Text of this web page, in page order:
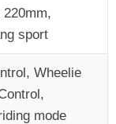
sport
Wheelie
mode